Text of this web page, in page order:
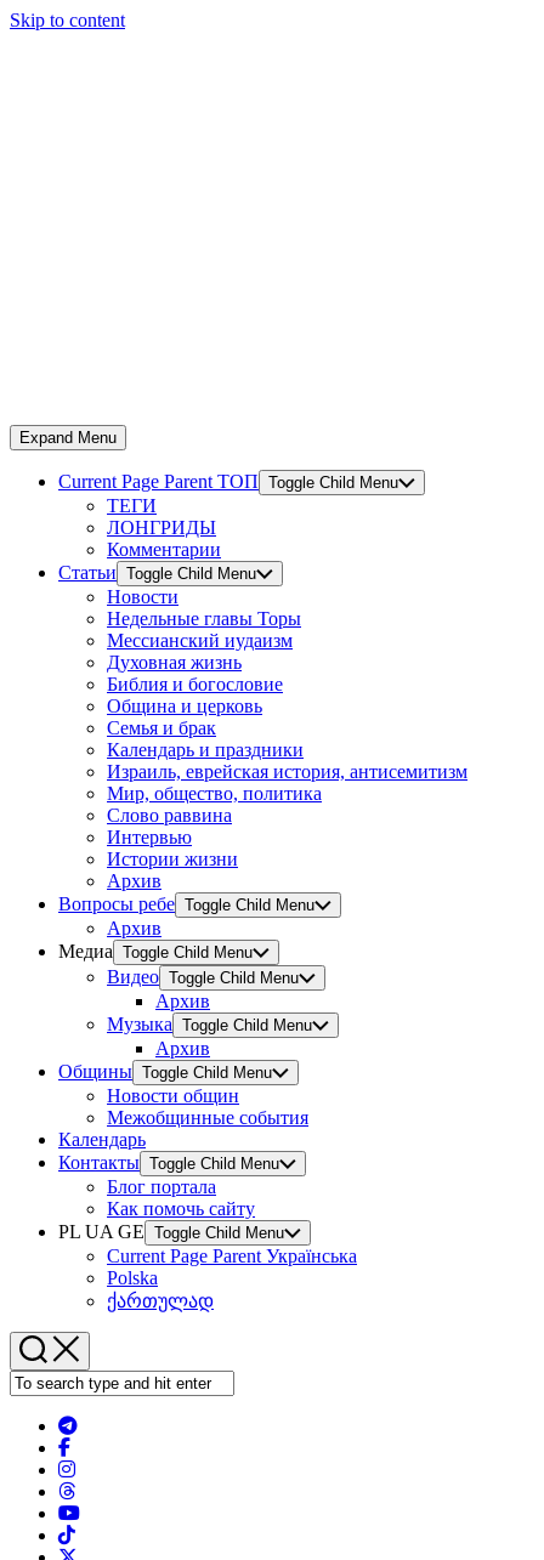
Skip to content
Expand Menu
Current Page Parent ТОП Toggle Child Menu
ТЕГИ
ЛОНГРИДЫ
Комментарии
Статьи Toggle Child Menu
Новости
Недельные главы Торы
Мессианский иудаизм
Духовная жизнь
Библия и богословие
Община и церковь
Семья и брак
Календарь и праздники
Израиль, еврейская история, антисемитизм
Мир, общество, политика
Слово раввина
Интервью
Истории жизни
Архив
Вопросы ребе Toggle Child Menu
Архив
Медиа Toggle Child Menu
Видео Toggle Child Menu
Архив
Музыка Toggle Child Menu
Архив
Общины Toggle Child Menu
Новости общин
Межобщинные события
Календарь
Контакты Toggle Child Menu
Блог портала
Как помочь сайту
PL UA GE Toggle Child Menu
Current Page Parent Українська
Polska
ქართულად